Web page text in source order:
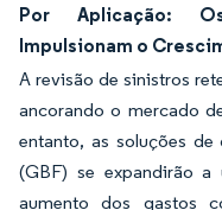
Por Aplicação:
Impulsionam o
A revisão de sinistros
ancorando o mercado
entanto, as soluções
(GBF) se expandirão
aumento dos gastos